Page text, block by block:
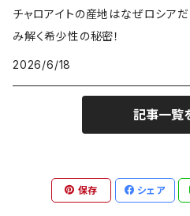
ルチルクォーツ（針水晶）
アイアゲート（天眼石）
チャロアイトの産地はなぜロシア
み解く希少性の秘密！
2026/6/18
記事一覧
保存 シェア